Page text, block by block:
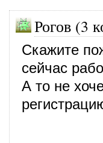
Рогов (3
Скажите
сейчас
А то не